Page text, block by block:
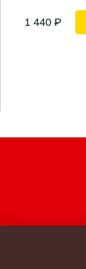
1 440 P